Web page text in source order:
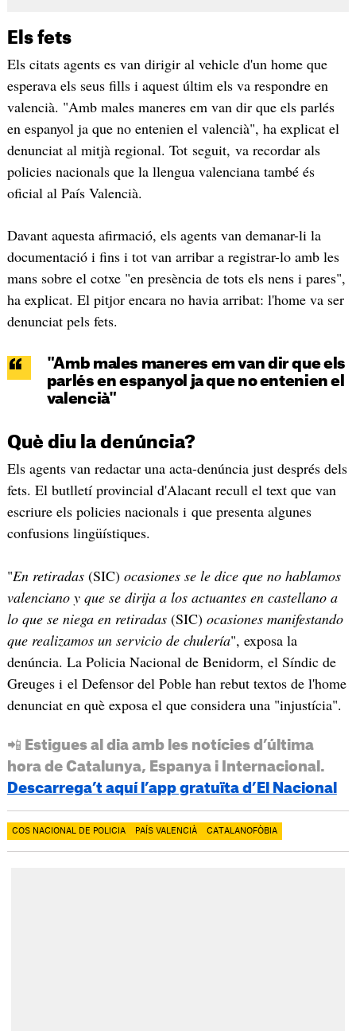
Els fets
Els citats agents es van dirigir al vehicle d'un home que
esperava els seus fills i aquest últim els va respondre en
valencià. "Amb males maneres em van dir que els parlés
en espanyol ja que no entenien el valencià", ha explicat el
denunciat al mitjà regional. Tot seguit, va recordar als
policies nacionals que la llengua valenciana també és
oficial al País Valencià.
Davant aquesta afirmació, els agents van demanar-li la
documentació i fins i tot van arribar a registrar-lo amb les
mans sobre el cotxe "en presència de tots els nens i pares",
ha explicat. El pitjor encara no havia arribat: l'home va ser
denunciat pels fets.
"Amb males maneres em van dir que els
parlés en espanyol ja que no entenien el
valencià"
Què diu la denúncia?
Els agents van redactar una acta-denúncia just després dels
fets. El butlletí provincial d'Alacant recull el text que van
escriure els policies nacionals i que presenta algunes
confusions lingüístiques.
"En retiradas (SIC)ocasiones se le dice que no hablamos
valenciano y que se dirija a los actuantes en castellano a
lo que se niega en retiradas (SIC)ocasiones manifestando
que realizamos un servicio de chulería", exposa la
denúncia. La Policia Nacional de Benidorm, el Síndic de
Greuges i el Defensor del Poble han rebut textos de l'home
denunciat en què exposa el que considera una "injustícia".
📲 Estigues al dia amb les notícies d’última
hora de Catalunya, Espanya i Internacional.
Descarrega’t aquí l’app gratuïta d’El Nacional
COS NACIONAL DE POLICIA PAÍS VALENCIÀ CATALANOFÒBIA